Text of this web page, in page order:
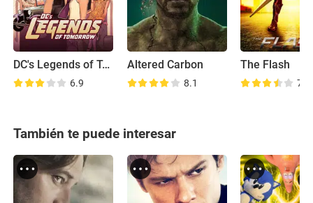
DC's Legends of Tomorrow
6.9
Altered Carbon
8.1
The Flash
7.6
También te puede interesar